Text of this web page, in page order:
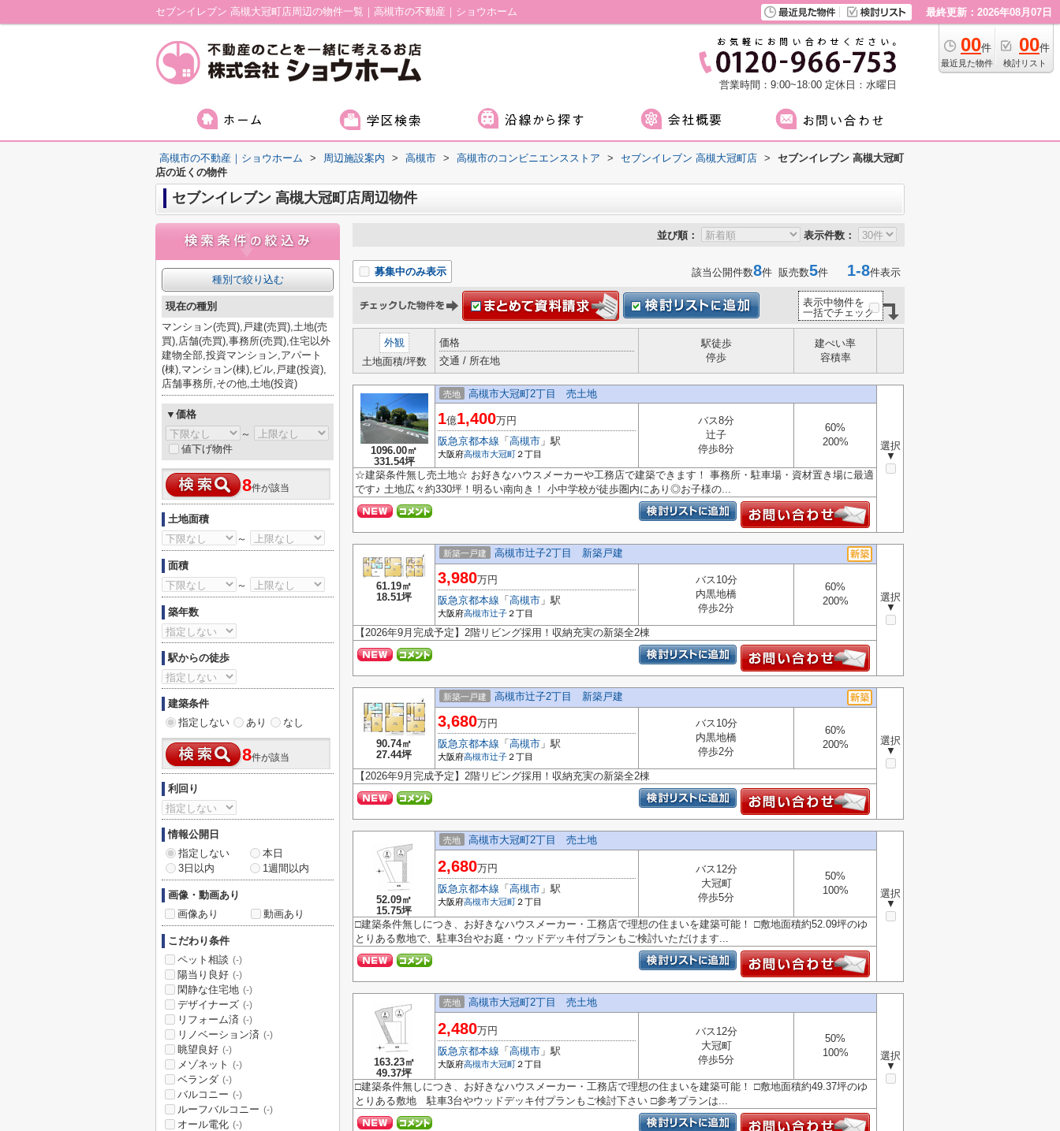
セブンイレブン 高槻大冠町店周辺の物件一覧｜高槻市の不動産｜ショウホーム 最終更新：2026年08月07日
00件
最近見た物件
00件
検討リスト
営業時間：9:00~18:00 定休日：水曜日
高槻市の不動産｜ショウホーム > 周辺施設案内 > 高槻市 > 高槻市のコンビニエンスストア > セブンイレブン 高槻大冠町店 >
セブンイレブン 高槻大冠町
店の近くの物件
セブンイレブン 高槻大冠町店周辺物件
並び順： 表示件数：
募集中のみ表示 該当公開件数8件 販売数5件 1-8件表示
表示中物件を
一括でチェック
外観
土地面積/坪数
価格
交通 / 所在地
駅徒歩
停歩
建ぺい率
容積率
1096.00㎡
331.54坪
売地 高槻市大冠町2丁目 売土地
選択
▼
1億1,400万円
阪急京都本線 「 高槻市 」駅
大阪府高槻市大冠町 ２丁目
バス8分
辻子
停歩8分
60%
200%
☆建築条件無し売土地☆ お好きなハウスメーカーや工務店で建築できます！ 事務所・駐車場・資材置き場に最適
です♪ 土地広々約330坪！明るい南向き！ 小中学校が徒歩圏内にあり◎お子様の...
61.19㎡
18.51坪
新築一戸建 高槻市辻子2丁目 新築戸建
選択
▼
3,980万円
阪急京都本線 「 高槻市 」駅
大阪府高槻市辻子 ２丁目
バス10分
内黒地橋
停歩2分
60%
200%
【2026年9月完成予定】2階リビング採用！収納充実の新築全2棟
90.74㎡
27.44坪
新築一戸建 高槻市辻子2丁目 新築戸建
選択
▼
3,680万円
阪急京都本線 「 高槻市 」駅
大阪府高槻市辻子 ２丁目
バス10分
内黒地橋
停歩2分
60%
200%
【2026年9月完成予定】2階リビング採用！収納充実の新築全2棟
52.09㎡
15.75坪
売地 高槻市大冠町2丁目 売土地
選択
▼
2,680万円
阪急京都本線 「 高槻市 」駅
大阪府高槻市大冠町 ２丁目
バス12分
大冠町
停歩5分
50%
100%
□建築条件無しにつき、お好きなハウスメーカー・工務店で理想の住まいを建築可能！ □敷地面積約52.09坪のゆ
とりある敷地で、駐車3台やお庭・ウッドデッキ付プランもご検討いただけます...
163.23㎡
49.37坪
売地 高槻市大冠町2丁目 売土地
選択
▼
2,480万円
阪急京都本線 「 高槻市 」駅
大阪府高槻市大冠町 ２丁目
バス12分
大冠町
停歩5分
50%
100%
□建築条件無しにつき、お好きなハウスメーカー・工務店で理想の住まいを建築可能！ □敷地面積約49.37坪のゆ
とりある敷地 駐車3台やウッドデッキ付プランもご検討下さい □参考プランは...
種別で絞り込む
現在の種別
マンション(売買),戸建(売買),土地(売
買),店舗(売買),事務所(売買),住宅以外
建物全部,投資マンション,アパート
(棟),マンション(棟),ビル,戸建(投資),
店舗事務所,その他,土地(投資)
▼価格
～
値下げ物件
8件が該当
土地面積
～
面積
～
築年数
駅からの徒歩
建築条件
指定しない
あり なし
8件が該当
利回り
情報公開日
指定しない
本日
3日以内
1週間以内
画像・動画あり
画像あり
動画あり
こだわり条件
ペット相談 (-)
陽当り良好 (-)
閑静な住宅地 (-)
デザイナーズ (-)
リフォーム済 (-)
リノベーション済 (-)
眺望良好 (-)
メゾネット (-)
ベランダ (-)
バルコニー (-)
ルーフバルコニー (-)
オール電化 (-)